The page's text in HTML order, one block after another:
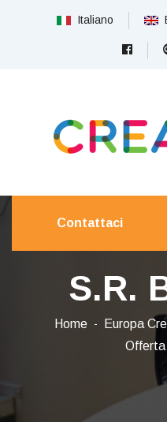
Italiano
Contattaci
S.R.
Home Europa
Offerta